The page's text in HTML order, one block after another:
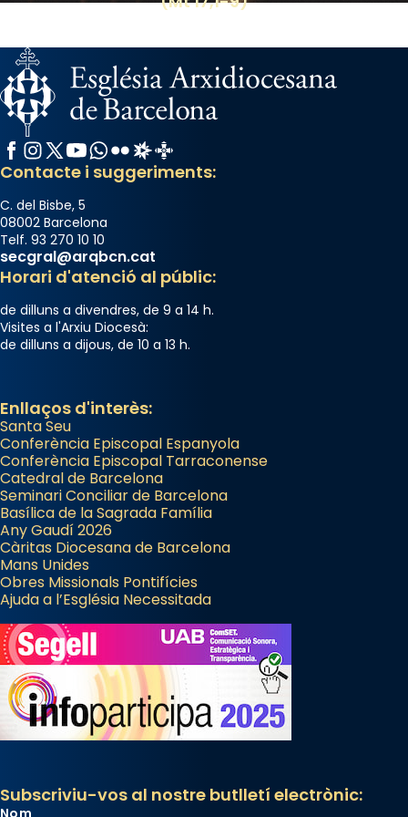
Facebook
Instagram
X / Twitter
YouTube
WhatsApp
FlickrRadio Estel
Catalunya Cristiana
Contacte i suggeriments:
C. del Bisbe, 5
08002 Barcelona
Telf. 93 270 10 10
secgral@arqbcn.cat
Horari d'atenció al públic:
de dilluns a divendres, de 9 a 14 h.
Visites a l'Arxiu Diocesà:
de dilluns a dijous, de 10 a 13 h.
Enllaços d'interès:
Santa Seu
Conferència Episcopal Espanyola
Conferència Episcopal Tarraconense
Catedral de Barcelona
Seminari Conciliar de Barcelona
Basílica de la Sagrada Família
Any Gaudí 2026
Càritas Diocesana de Barcelona
Mans Unides
Obres Missionals Pontifícies
Ajuda a l’Església Necessitada
Subscriviu-vos al nostre butlletí electrònic:
Nom